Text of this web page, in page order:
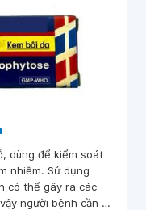
dùng để kiểm soát
nhiễm. Sử dụng
có thể gây ra các
người bệnh cần sử